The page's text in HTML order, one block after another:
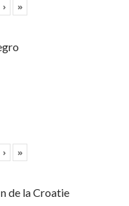
› »
› »
de la Croatie